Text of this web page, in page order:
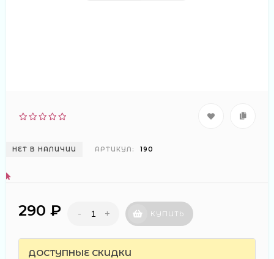
НЕТ В НАЛИЧИИ АРТИКУЛ: 190
290 ₽ - + КУПИТЬ
ДОСТУПНЫЕ СКИДКИ